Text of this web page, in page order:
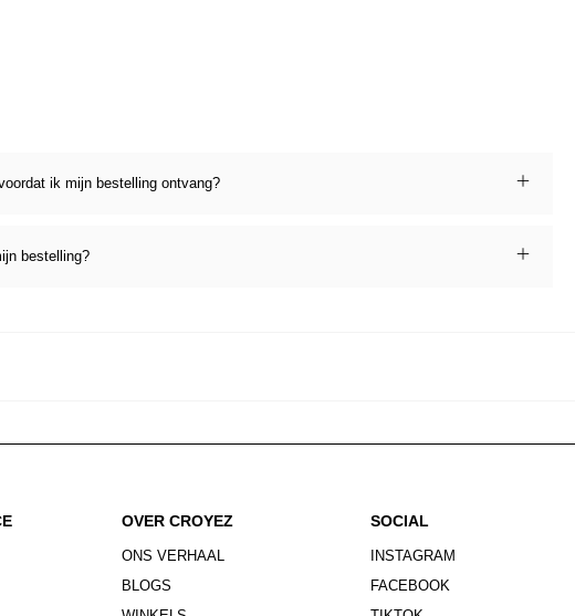
ik mijn bestelling ontvang?
bestelling?
OVER CROYEZ
ONS VERHAAL
BLOGS
SOCIAL
INSTAGRAM
FACEBOOK